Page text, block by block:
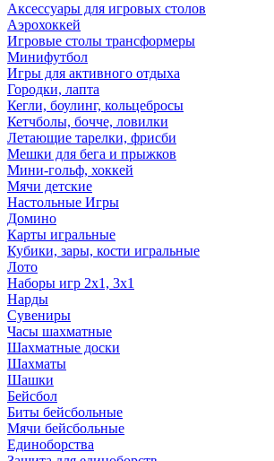
Аксессуары для игровых столов
Аэрохоккей
Игровые столы трансформеры
Минифутбол
Игры для активного отдыха
Городки, лапта
Кегли, боулинг, кольцебросы
Кетчболы, бочче, ловилки
Летающие тарелки, фрисби
Мешки для бега и прыжков
Мини-гольф, хоккей
Мячи детские
Настольные Игры
Домино
Карты игральные
Кубики, зары, кости игральные
Лото
Наборы игр 2х1, 3х1
Нарды
Сувениры
Часы шахматные
Шахматные доски
Шахматы
Шашки
Бейсбол
Биты бейсбольные
Мячи бейсбольные
Единоборства